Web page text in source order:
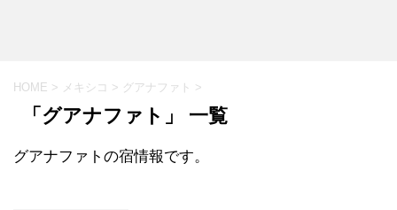
HOME > メキシコ > グアナファト >
「グアナファト」 一覧
グアナファトの宿情報です。